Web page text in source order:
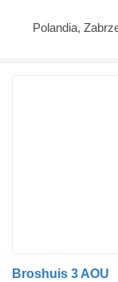
Polandia,
Broshuis 3 AOU